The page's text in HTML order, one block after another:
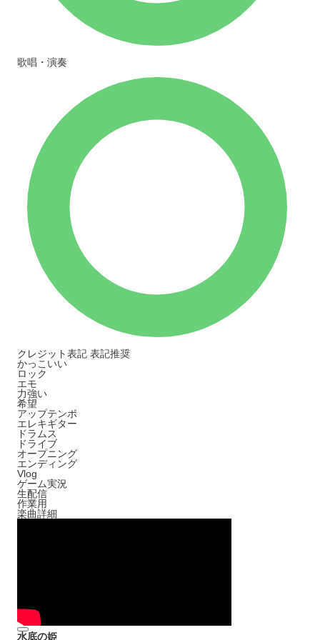
歌唱・演奏
クレジット表記 表記推奨
かっこいい
ロック
エモ
力強い
希望
アップテンポ
エレキギター
ドラムス
ドライブ
オープニング
エンディング
Vlog
ゲーム実況
生配信
作業用
楽曲詳細
水底の姫